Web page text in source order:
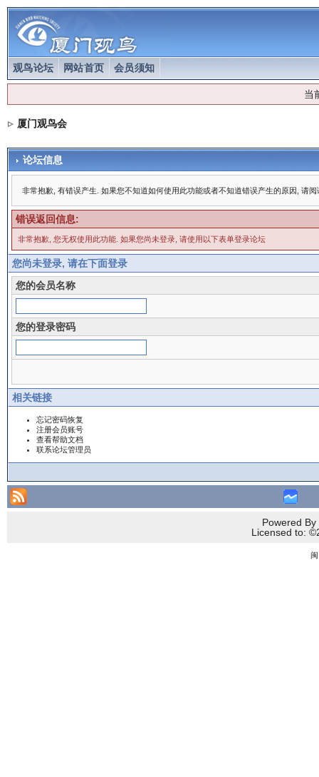
观鸟论坛 网站首页 会员须知
当
厦门观鸟会
论坛信息
非常抱歉, 有错误产生. 如果您不知道如何使用此功能或者不知道错误产生的原因, 请
错误返回信息:
非常抱歉, 您无权使用此功能. 如果您尚未登录, 请使用以下表单登录论坛
您尚未登录, 请在下面登录
您的会员名称
您的登录密码
相关链接
忘记密码恢复
注册会员账号
查看帮助文档
联系论坛管理员
Powered
Licensed to: